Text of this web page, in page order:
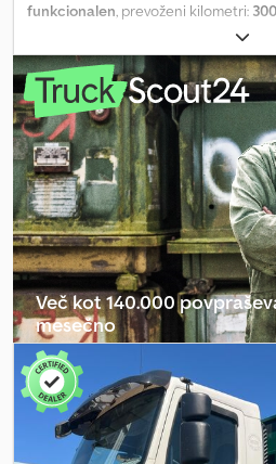
funkcionalen, prevoženi kilometri:
08/2026
barva:srebrn, voznikova kabina:
2026 , obratovalne ure: 10 h, Oprema:
Fassi F1450 • Cena: na zahtevo,
WhatsAppa Dksdpfx Aezrzlpsi Ter •
Število prevoženih kilometrov: 500 km
Lastna teža: 31.870 kg • Medosna
Dimenzije (D × Š × V): 9.900 × 2.550 ×
9.000 / 9.000 / 13.000 / 13.000 kg •
L826, vitel in sprednjim opornikom •
Na voljo: takoj
Več kot 140.000
mesečno
Izberite paket za